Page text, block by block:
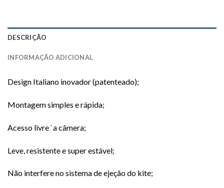
DESCRIÇÃO
INFORMAÇÃO ADICIONAL
Design Italiano inovador (patenteado);
Montagem simples e rápida;
Acesso livre `a câmera;
Leve, resistente e super estável;
Não interfere no sistema de ejeção do kite;